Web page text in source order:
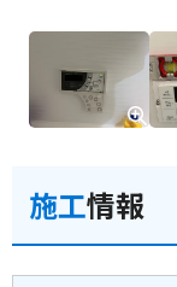
施工情報